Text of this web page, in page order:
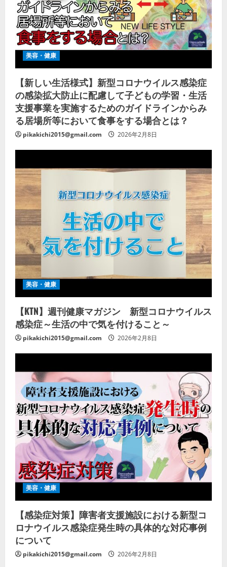
美容・健康
【新しい生活様式】新型コロナウイルス感染症
の感染拡大防止に配慮して子どもの学習・生活
支援事業を実施するためのガイドラインからみ
る居場所等において食事をする場合とは？
pikakichi2015@gmail.com 2026年2月8日
美容・健康
【KTN】週刊健康マガジン 新型コロナウイルス
感染症～生活の中で気を付けること～
pikakichi2015@gmail.com 2026年2月8日
美容・健康
【感染症対策】障害者支援施設における新型コ
ロナウイルス感染症発生時の具体的な対応事例
について
pikakichi2015@gmail.com 2026年2月8日